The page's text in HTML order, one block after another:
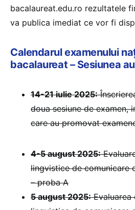
bacalaureat.edu.ro rezultatele
va publica imediat ce vor fi
Calendarul examenului
bacalaureat – Sesiunea
14-21 iulie 2025:
doua sesiune de examen,
care au promovat
4-5 august 2025:
lingvistice de comunicare
– proba A
5 august 2025:Evaluarea